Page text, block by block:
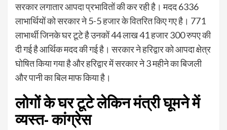
सरकार लगातार आपदा प्रभावितों की कर रही है। मदद 6336
लाभार्थियों को सरकार ने 5-5 हजार के वितरित किए गए है। 771
लाभार्थी जिनके घर टूटे है उनकों 44 लाख 41 हजार 300 रुपए की
दी गई है आर्थिक मदद की गई है। सरकार ने हरिद्वार को आपदा क्षेत्र
घोषित किया गया है और हरिद्वार में सरकार ने 3 महीने का बिजली
और पानी का बिल माफ किया है।
लोगों के घर टूटे लेकिन मंत्री घूमने में
व्यस्त- कांग्रेस